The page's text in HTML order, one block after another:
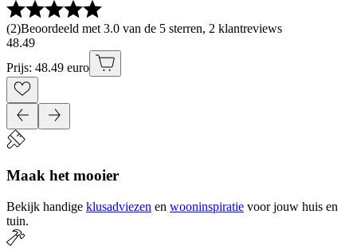
(2)Beoordeeld met 3.0 van de 5 sterren, 2 klantreviews
48.49
Prijs: 48.49 euro
Maak het mooier
Bekijk handige klusadviezen en wooninspiratie voor jouw huis en
tuin.